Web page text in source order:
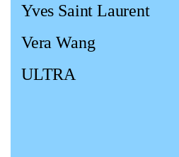
Yves Saint Laurent
Vera Wang
ULTRA